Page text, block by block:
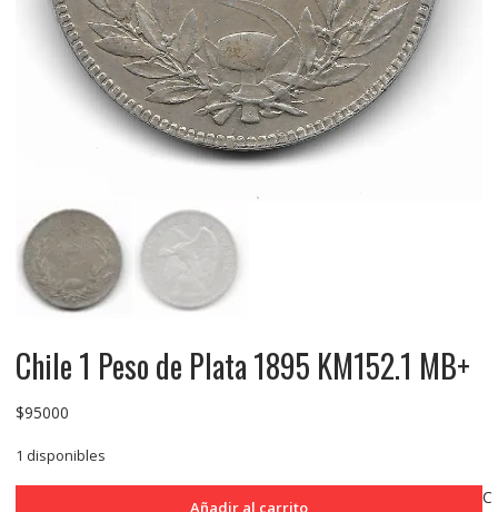
Chile 1 Peso de Plata 1895 KM152.1 MB+
$95000
1 disponibles
Añadir al carrito
C